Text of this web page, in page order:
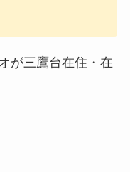
が三鷹台在住・在